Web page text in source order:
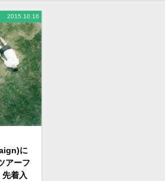
2015.10.16
に
アーフ
着入